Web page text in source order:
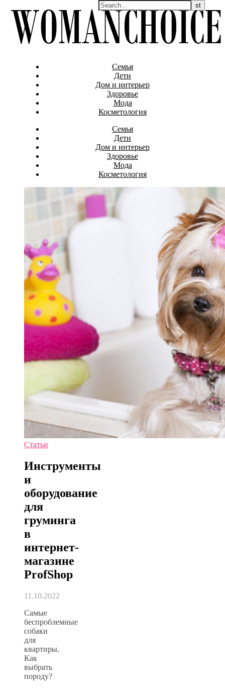
Семья
Дети
Дом и интерьер
Здоровье
Мода
Косметология
Семья
Дети
Дом и интерьер
Здоровье
Мода
Косметология
Статьи
Инструменты
и
оборудование
для
груминга
в
интернет-
магазине
ProfShop
11.10.2022
Самые
беспроблемные
собаки
для
квартиры.
Как
выбрать
породу?